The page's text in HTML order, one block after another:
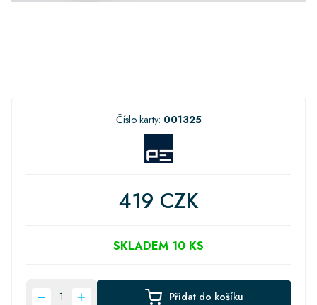
Číslo karty: 001325
419 CZK
SKLADEM 10 KS
Přidat do košíku